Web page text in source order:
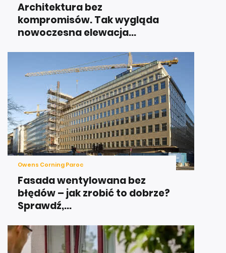
Architektura bez
kompromisów. Tak wygląda
nowoczesna elewacja...
Owens Corning Paroc
Fasada wentylowana bez
błędów – jak zrobić to dobrze?
Sprawdź,...